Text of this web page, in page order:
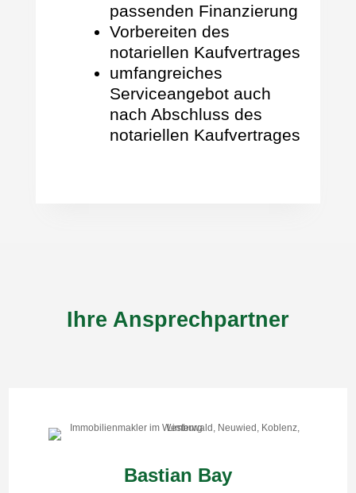
passenden Finanzierung
Vorbereiten des
notariellen Kaufvertrages
umfangreiches
Serviceangebot auch
nach Abschluss des
notariellen Kaufvertrages
Ihre Ansprechpartner
Bastian Bay